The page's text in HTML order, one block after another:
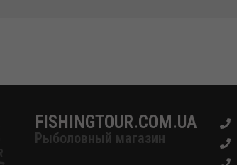
FISHINGTOUR.COM.UA
Рыболовный магазин